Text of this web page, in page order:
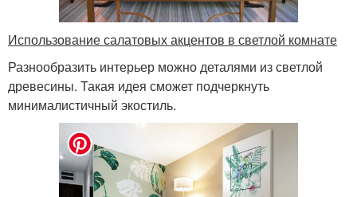
Использование салатовых акцентов в светлой комнате
Разнообразить интерьер можно деталями из светлой
древесины. Такая идея сможет подчеркнуть
минималистичный экостиль.